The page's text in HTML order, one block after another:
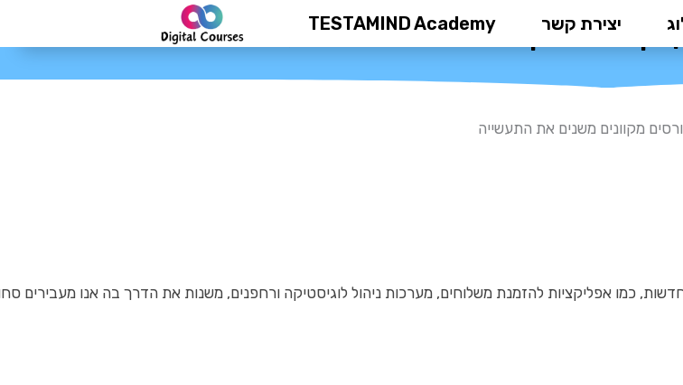
יצירת קשר TESTAMIND Academy
קורסים מקוונים משנים את התעשייה
מקוונים משנים את התעשייה
כמו אפליקציות להזמנת משלוחים, מערכות ניהול לוגיסטיקה ורחפנים, משנות את הדרך בה אנו מעבירים